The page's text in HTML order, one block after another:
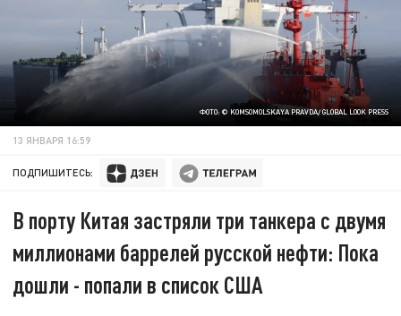
ФОТО: © KOMSOMOLSKAYA PRAVDA/ GLOBAL LOOK PRESS
13 ЯНВАРЯ 16:59
ПОДПИШИТЕСЬ:
В порту Китая застряли три танкера с двумя
миллионами баррелей русской нефти: Пока
дошли - попали в список США